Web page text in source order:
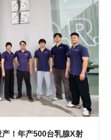
！年产500台乳腺X射